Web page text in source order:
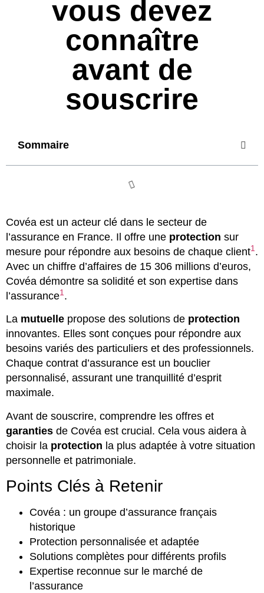
vous devez
connaître
avant de
souscrire
Sommaire
Covéa est un acteur clé dans le secteur de
l’assurance en France. Il offre une protection sur
mesure pour répondre aux besoins de chaque client1.
Avec un chiffre d’affaires de 15 306 millions d’euros,
Covéa démontre sa solidité et son expertise dans
l’assurance1.
La mutuelle propose des solutions de protection
innovantes. Elles sont conçues pour répondre aux
besoins variés des particuliers et des professionnels.
Chaque contrat d’assurance est un bouclier
personnalisé, assurant une tranquillité d’esprit
maximale.
Avant de souscrire, comprendre les offres et
garanties de Covéa est crucial. Cela vous aidera à
choisir la protection la plus adaptée à votre situation
personnelle et patrimoniale.
Points Clés à Retenir
Covéa : un groupe d’assurance français
historique
Protection personnalisée et adaptée
Solutions complètes pour différents profils
Expertise reconnue sur le marché de
l’assurance